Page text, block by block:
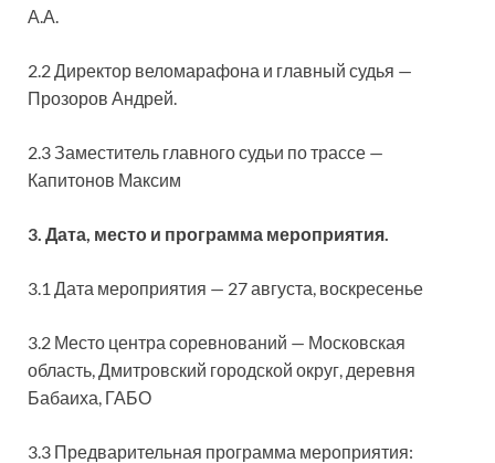
А.А.
2.2 Директор веломарафона и главный судья —
Прозоров Андрей.
2.3 Заместитель главного судьи по трассе —
Капитонов Максим
3. Дата, место и программа мероприятия.
3.1 Дата мероприятия — 27 августа, воскресенье
3.2 Место центра соревнований — Московская
область, Дмитровский городской округ, деревня
Бабаиха, ГАБО
3.3 Предварительная программа мероприятия: